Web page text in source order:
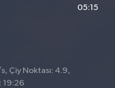
05:15
Çiy Noktası: 4.9,
19:26